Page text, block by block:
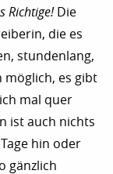
Richtige!Die
die es
stundenlang,
möglich, es gibt
mal quer
ist auch nichts
hin oder
gänzlich